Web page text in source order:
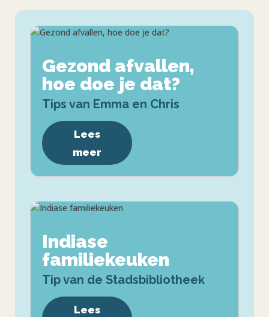
Gezond afvallen,
hoe doe je dat?
Tips van Emma en Chris
Lees
meer
Indiase
familiekeuken
Tip van de Stadsbibliotheek
Lees